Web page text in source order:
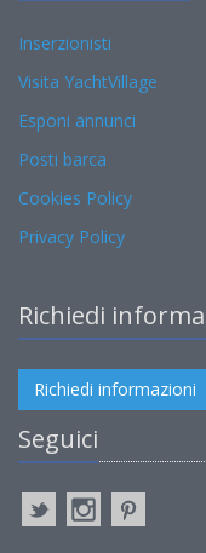
Inserzionisti
Visita YachtVillage
Esponi annunci
Posti barca
Cookies Policy
Privacy Policy
Richiedi
Richiedi informazioni
Seguici